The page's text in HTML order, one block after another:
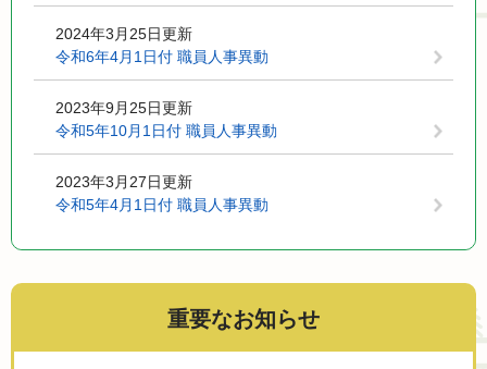
2024年3月25日更新
令和6年4月1日付 職員人事異動
2023年9月25日更新
令和5年10月1日付 職員人事異動
2023年3月27日更新
令和5年4月1日付 職員人事異動
重要なお知らせ